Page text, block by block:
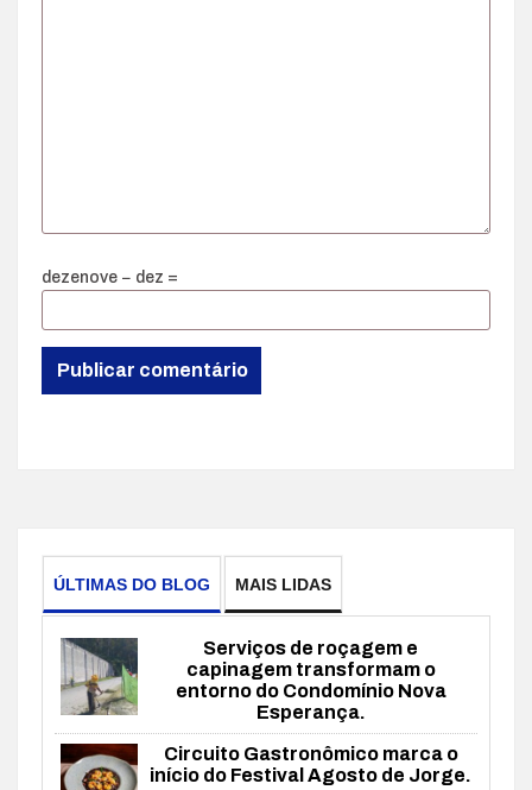
dezenove − dez =
ÚLTIMAS DO BLOG MAIS LIDAS
Serviços de roçagem e
capinagem transformam o
entorno do Condomínio Nova
Esperança.
Circuito Gastronômico marca o
início do Festival Agosto de Jorge.